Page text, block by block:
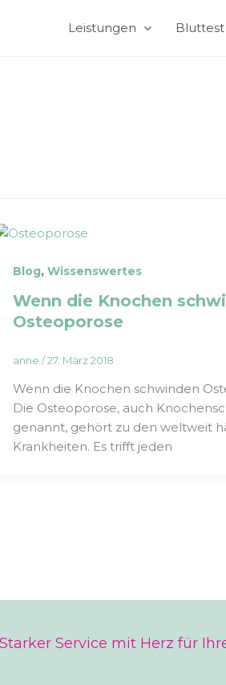
Leistungen Bluttest
Blog,Wissenswertes
Wenn die Knochen
Osteoporose
anne/27. März 2018
Wenn die Knochen schwinden
Die Osteoporose, auch
genannt, gehört zu den weltweit
Krankheiten. Es trifft jeden
Starker Service mit Herz für